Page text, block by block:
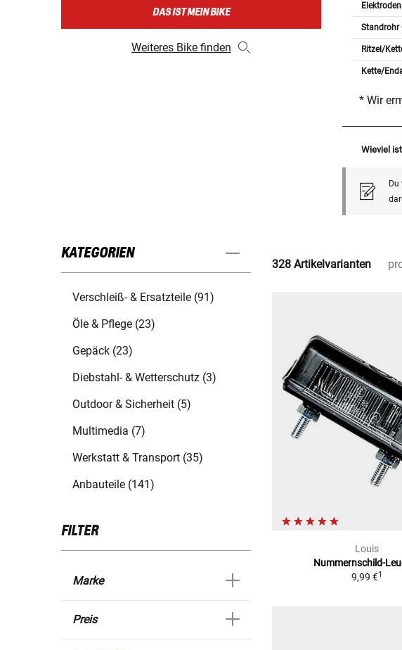
DAS IST MEIN BIKE
Weiteres Bike finden
Standrohr
Ritzel/
Kette/
* Wir
Wieviel
KATEGORIEN
Verschleiß- & Ersatzteile (91)
Öle & Pflege (23)
Gepäck (23)
Diebstahl- & Wetterschutz (3)
Outdoor & Sicherheit (5)
Multimedia (7)
Werkstatt & Transport (35)
Anbauteile (141)
FILTER
Marke
Preis
328 Artikelvarianten
Louis
Nummernschild-
9,99 €1